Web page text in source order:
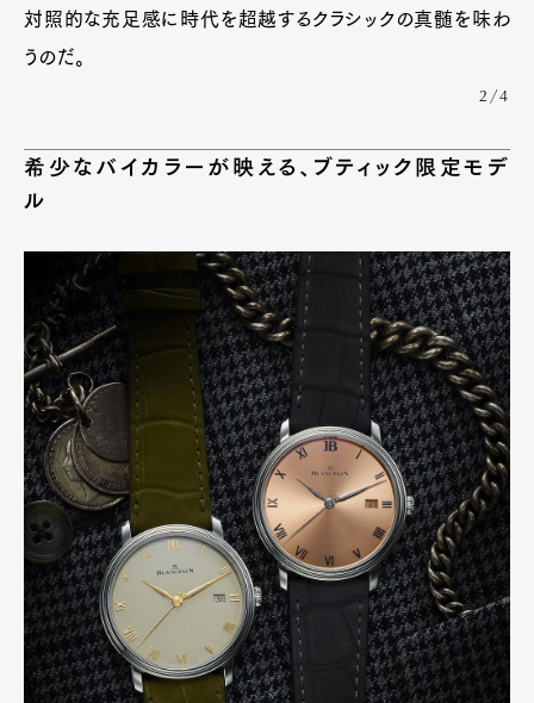
対照的な充足感に時代を超越するクラシックの真髄を味わ
うのだ。
2/4
希少なバイカラーが映える、ブティック限定モデ
ル